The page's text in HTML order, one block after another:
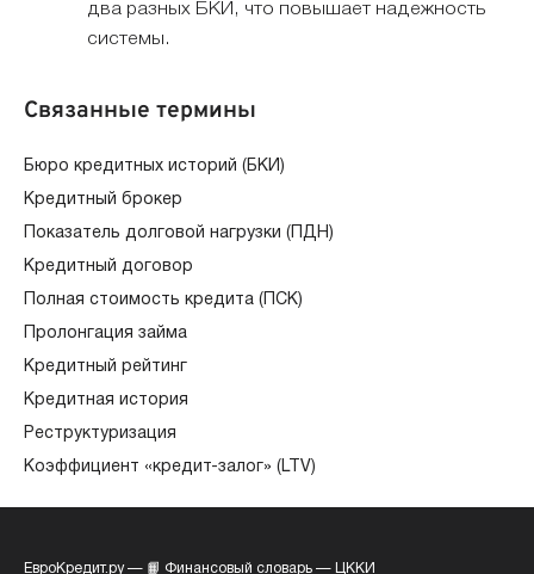
два разных БКИ, что повышает надежность
системы.
Связанные термины
Бюро кредитных историй (БКИ)
Кредитный брокер
Показатель долговой нагрузки (ПДН)
Кредитный договор
Полная стоимость кредита (ПСК)
Пролонгация займа
Кредитный рейтинг
Кредитная история
Реструктуризация
Коэффициент «кредит-залог» (LTV)
ЕвроКредит.ру— 📙 Финансовый словарь — ЦККИ